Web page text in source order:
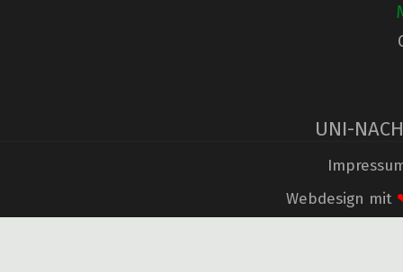
UNI-
Webdesign mit